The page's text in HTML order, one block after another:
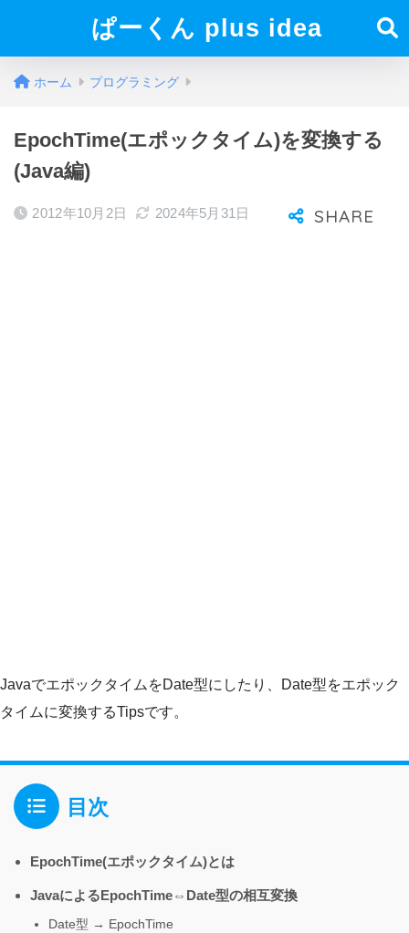
ぱーくん plus idea
ホーム プログラミング
EpochTime(エポックタイム)を変換する
(Java編)
2012年10月2日 2024年5月31日
JavaでエポックタイムをDate型にしたり、Date型をエポック
タイムに変換するTipsです。
目次
EpochTime(エポックタイム)とは
JavaによるEpochTime⇔Date型の相互変換
Date型 → EpochTime